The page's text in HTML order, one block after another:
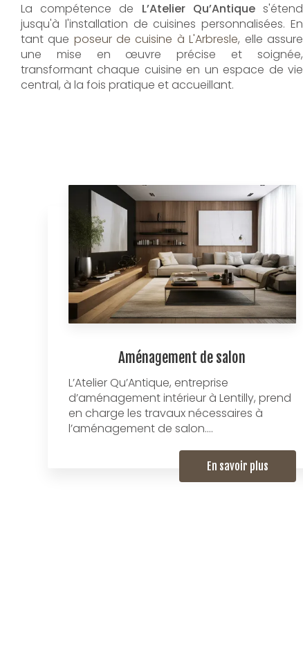
La compétence de L’Atelier Qu’Antiques'étend
jusqu'à l'installation de cuisines personnalisées. En
tant que poseur de cuisine à L'Arbresle, elle assure
une mise en œuvre précise et soignée,
transformant chaque cuisine en un espace de vie
central, à la fois pratique et accueillant.
Aménagement de salon
L’Atelier Qu’Antique, entreprise
d’aménagement intérieur à Lentilly, prend
en charge les travaux nécessaires à
l’aménagement de salon....
En savoir plus